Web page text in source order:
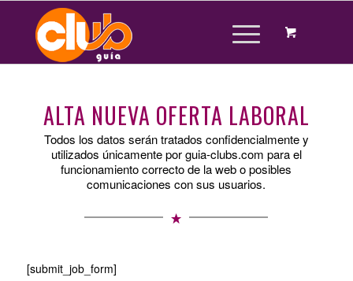
ALTA NUEVA OFERTA LABORAL
Todos los datos serán tratados confidencialmente y
utilizados únicamente por guia-clubs.com para el
funcionamiento correcto de la web o posibles
comunicaciones con sus usuarios.
[submit_job_form]